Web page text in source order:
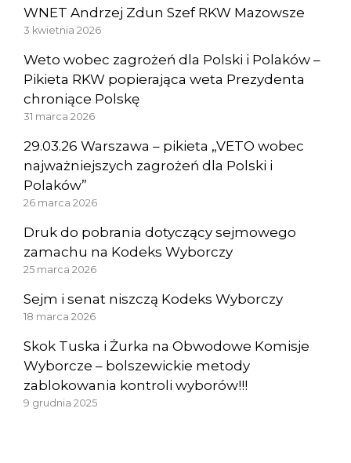
WNET Andrzej Zdun Szef RKW Mazowsze
3 kwietnia 2026
Weto wobec zagrożeń dla Polski i Polaków –
Pikieta RKW popierająca weta Prezydenta
chroniące Polskę
31 marca 2026
29.03.26 Warszawa – pikieta „VETO wobec
najważniejszych zagrożeń dla Polski i
Polaków”
26 marca 2026
Druk do pobrania dotyczący sejmowego
zamachu na Kodeks Wyborczy
25 marca 2026
Sejm i senat niszczą Kodeks Wyborczy
18 marca 2026
Skok Tuska i Żurka na Obwodowe Komisje
Wyborcze – bolszewickie metody
zablokowania kontroli wyborów!!!
9 grudnia 2025